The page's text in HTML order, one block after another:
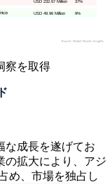
9%
USD 49.96 Million
察を取得
な成長を遂げてお
の拡大により、アジ
め、市場を独占し